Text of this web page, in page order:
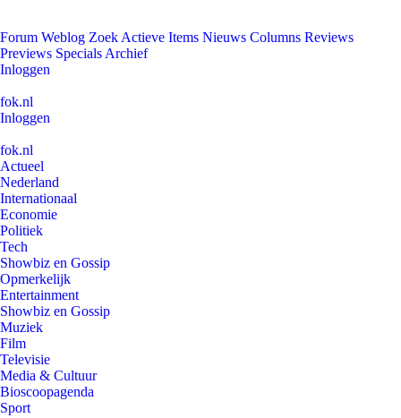
Forum Weblog Zoek Actieve Items Nieuws Columns Reviews
Previews Specials Archief
Inloggen
fok.nl
Inloggen
fok.nl
Actueel
Nederland
Internationaal
Economie
Politiek
Tech
Showbiz en Gossip
Opmerkelijk
Entertainment
Showbiz en Gossip
Muziek
Film
Televisie
Media & Cultuur
Bioscoopagenda
Sport